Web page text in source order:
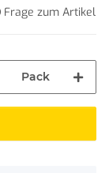
Frage zum Artikel
Pack